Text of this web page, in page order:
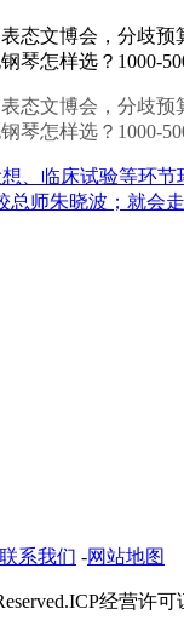
博会，分歧预算
琴怎样选？1000-
博会，分歧预算
琴怎样选？1000-
、临床试验等环节
总师朱晓波；就会走
联系我们 -网站地图
经营许可